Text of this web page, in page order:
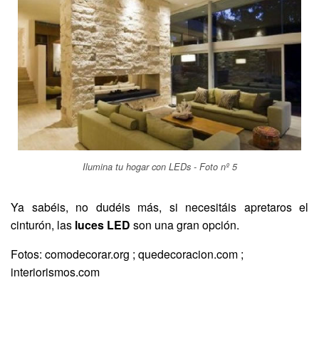
Ilumina tu hogar con LEDs - Foto nº 5
Ya sabéis, no dudéis más, si necesitáis apretaros el
cinturón, las luces LED son una gran opción.
Fotos: comodecorar.org ; quedecoracion.com ;
interiorismos.com